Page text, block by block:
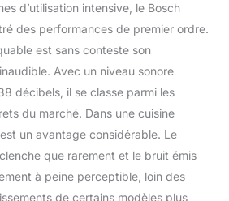
d’utilisation intensive, le Bosch
des performances de premier ordre.
est sans conteste son
Avec un niveau sonore
décibels, il se classe parmi les
du marché. Dans une cuisine
un avantage considérable. Le
que rarement et le bruit émis
à peine perceptible, loin des
de certains modèles plus